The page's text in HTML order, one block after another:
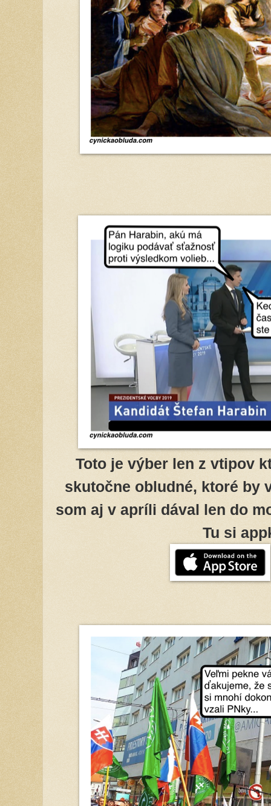
Toto je výber len z vtipov
skutočne obludné, ktoré by
som aj v apríli dával len do
Tu si